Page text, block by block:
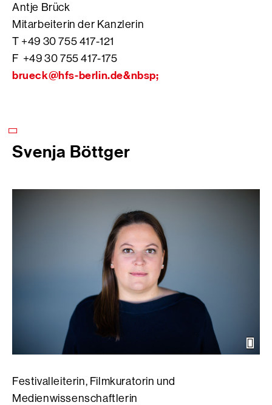
Antje Brück
Mitarbeiterin der Kanzlerin
T +49 30 755 417-121
F +49 30 755 417-175
brueck@hfs-berlin.de&nbsp;
Svenja Böttger
der
Festivalleiterin, Filmkuratorin und
Medienwissenschaftlerin